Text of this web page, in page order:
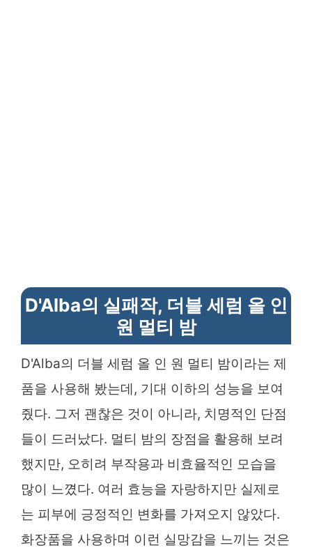
D'Alba의 실패작, 더블 세럼 올 인
원 멀티 밤
D'Alba의 더블 세럼 올 인 원 멀티 밤이라는 제
품을 사용해 봤는데, 기대 이하의 성능을 보여
줬다. 그저 괜찮은 것이 아니라, 치명적인 단점
들이 드러났다. 멀티 밤의 장점을 활용해 보려
했지만, 오히려 부작용과 비효율적인 모습을
많이 느꼈다. 여러 효능을 자랑하지만 실제로
는 피부에 긍정적인 변화를 가져오지 않았다.
화장품을 사용하며 이런 실망감을 느끼는 것은